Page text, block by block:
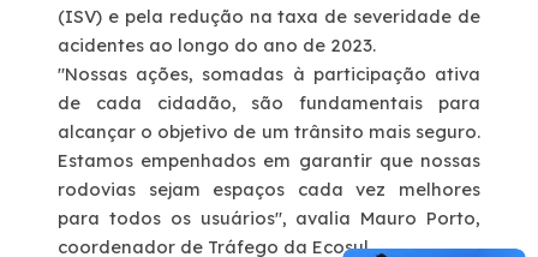
(ISV) e pela redução na taxa de severidade de
acidentes ao longo do ano de 2023.
"Nossas ações, somadas à participação ativa
de cada cidadão, são fundamentais para
alcançar o objetivo de um trânsito mais seguro.
Estamos empenhados em garantir que nossas
rodovias sejam espaços cada vez melhores
para todos os usuários", avalia Mauro Porto,
coordenador de Tráfego da Ecosul.